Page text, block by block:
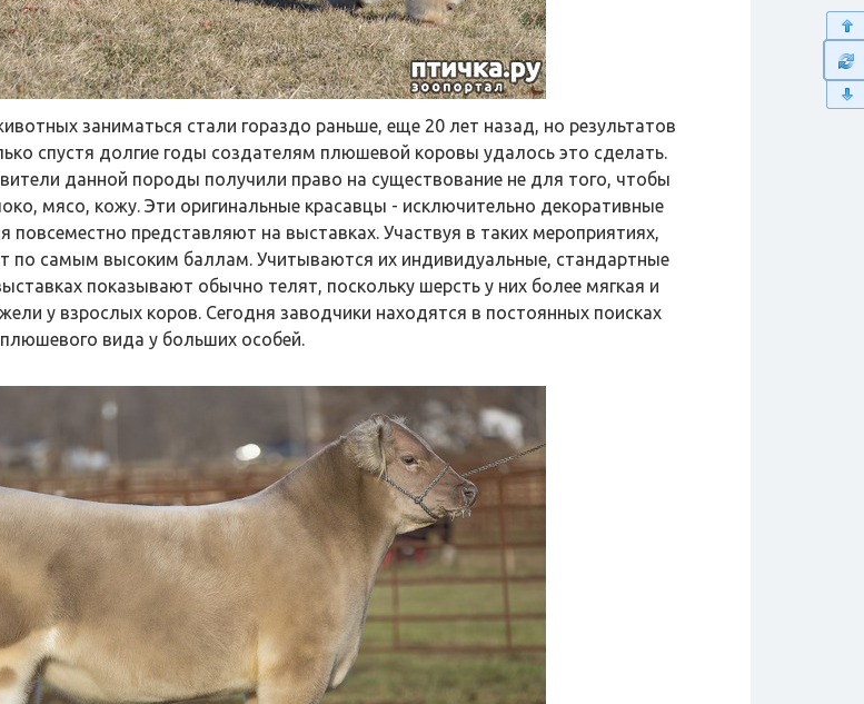
заниматься стали гораздо раньше, еще 20 лет назад, но результатов
спустя долгие годы создателям плюшевой коровы удалось это сделать.
данной породы получили право на существование не для того, чтобы
мясо, кожу. Эти оригинальные красавцы - исключительно декоративные
повсеместно представляют на выставках. Участвуя в таких мероприятиях,
по самым высоким баллам. Учитываются их индивидуальные, стандартные
показывают обычно телят, поскольку шерсть у них более мягкая и
у взрослых коров. Сегодня заводчики находятся в постоянных поисках
вида у больших особей.